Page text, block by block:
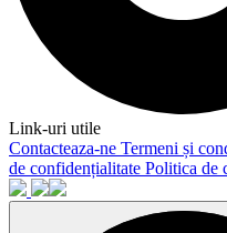
Link-uri utile
Contacteaza-ne Termeni și
de confidențialitate Politica de